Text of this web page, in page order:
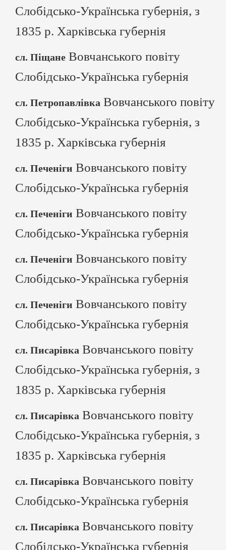
Слобідсько-Українська губернія, з
1835 р. Харківська губернія
сл. Піщане Вовчанського повіту
Слобідсько-Українська губернія
сл. Петропавлівка Вовчанського повіту
Слобідсько-Українська губернія, з
1835 р. Харківська губернія
сл. Печеніги Вовчанського повіту
Слобідсько-Українська губернія
сл. Печеніги Вовчанського повіту
Слобідсько-Українська губернія
сл. Печеніги Вовчанського повіту
Слобідсько-Українська губернія
сл. Печеніги Вовчанського повіту
Слобідсько-Українська губернія
сл. Писарівка Вовчанського повіту
Слобідсько-Українська губернія, з
1835 р. Харківська губернія
сл. Писарівка Вовчанського повіту
Слобідсько-Українська губернія, з
1835 р. Харківська губернія
сл. Писарівка Вовчанського повіту
Слобідсько-Українська губернія
сл. Писарівка Вовчанського повіту
Слобідсько-Українська губернія